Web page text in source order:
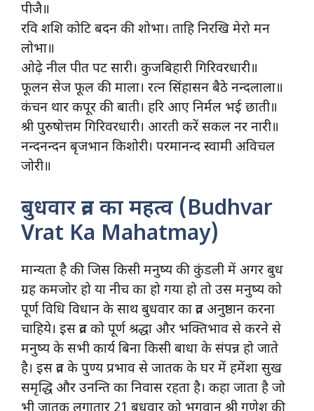
पीजै॥
रवि शशि कोटि बदन की शोभा। ताहि निरखि मेरो मन
लोभा॥
ओढ़े नील पीत पट सारी। कुजबिहारी गिरिवरधारी॥
फूलन सेज फूल की माला। रत्न सिंहासन बैठे नन्दलाला॥
कंचन थार कपूर की बाती। हरि आए निर्मल भई छाती॥
श्री पुरुषोत्तम गिरिवरधारी। आरती करें सकल नर नारी॥
नन्दनन्दन बृजभान किशोरी। परमानन्द स्वामी अविचल
जोरी॥
बुधवार व्रत का महत्व (Budhvar
Vrat Ka Mahatmay)
मान्यता है की जिस किसी मनुष्य की कुंडली में अगर बुध
ग्रह कमजोर हो या नीच का हो गया हो तो उस मनुष्य को
पूर्ण विधि विधान के साथ बुधवार का व्रत अनुष्ठान करना
चाहिये। इस व्रत को पूर्ण श्रद्धा और भक्तिभाव से करने से
मनुष्य के सभी कार्य बिना किसी बाधा के संपन्न हो जाते
है। इस व्रत के पुण्य प्रभाव से जातक के घर में हमेंशा सुख
समृद्धि और उनन्ति का निवास रहता है। कहा जाता है जो